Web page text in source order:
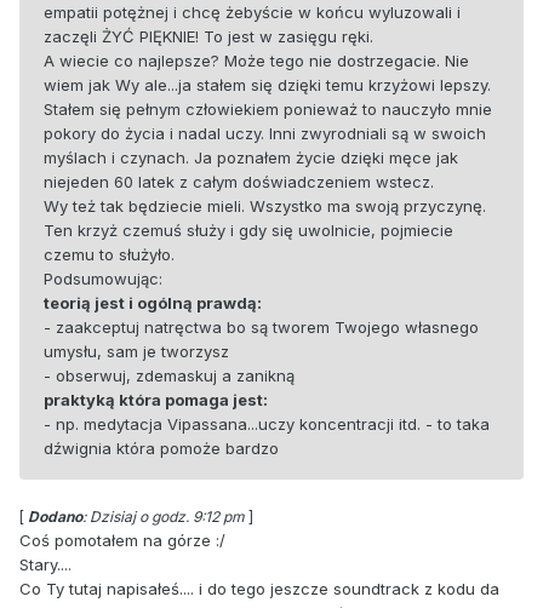
empatii potężnej i chcę żebyście w końcu wyluzowali i
zaczęli ŻYĆ PIĘKNIE! To jest w zasięgu ręki.
A wiecie co najlepsze? Może tego nie dostrzegacie. Nie
wiem jak Wy ale...ja stałem się dzięki temu krzyżowi lepszy.
Stałem się pełnym człowiekiem ponieważ to nauczyło mnie
pokory do życia i nadal uczy. Inni zwyrodniali są w swoich
myślach i czynach. Ja poznałem życie dzięki męce jak
niejeden 60 latek z całym doświadczeniem wstecz.
Wy też tak będziecie mieli. Wszystko ma swoją przyczynę.
Ten krzyż czemuś służy i gdy się uwolnicie, pojmiecie
czemu to służyło.
Podsumowując:
teorią jest i ogólną prawdą:
- zaakceptuj natręctwa bo są tworem Twojego własnego
umysłu, sam je tworzysz
- obserwuj, zdemaskuj a zanikną
praktyką która pomaga jest:
- np. medytacja Vipassana...uczy koncentracji itd. - to taka
dźwignia która pomoże bardzo
[ Dodano: Dzisiaj o godz. 9:12 pm ]
Coś pomotałem na górze :/
Stary....
Co Ty tutaj napisałeś.... i do tego jeszcze soundtrack z kodu da